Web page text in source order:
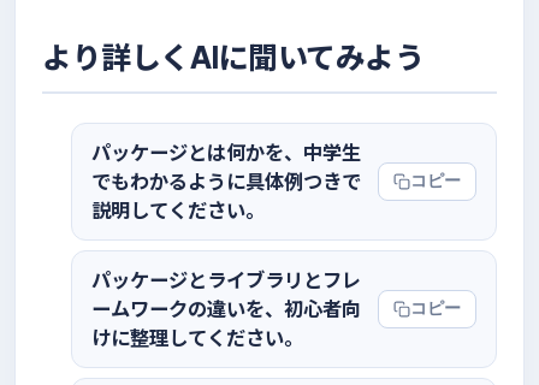
より詳しくAIに聞いてみよう
パッケージとは何かを、中学生
でもわかるように具体例つきで
説明してください。
コピー
パッケージとライブラリとフレ
ームワークの違いを、初心者向
けに整理してください。
コピー